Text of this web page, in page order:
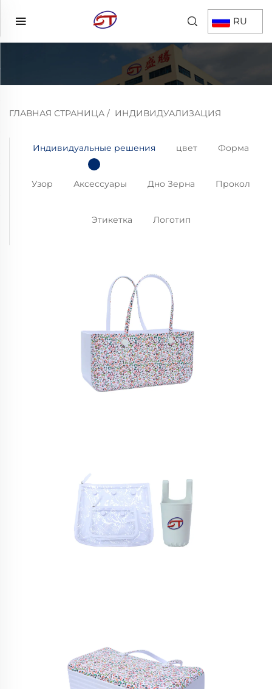
RU
ГЛАВНАЯ СТРАНИЦА / ИНДИВИДУАЛИЗАЦИЯ
Индивидуальные решения цвет Форма
Узор Аксессуары Дно Зерна Прокол
Этикетка Логотип